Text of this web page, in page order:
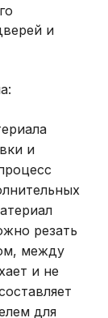
и
и
резать
между
и не
для